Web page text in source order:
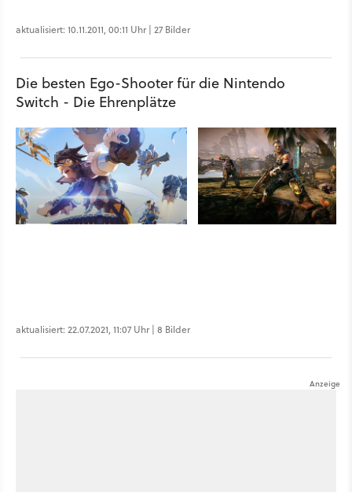
aktualisiert: 10.11.2011, 00:11 Uhr | 27 Bilder
Die besten Ego-Shooter für die Nintendo
Switch - Die Ehrenplätze
aktualisiert: 22.07.2021, 11:07 Uhr | 8 Bilder